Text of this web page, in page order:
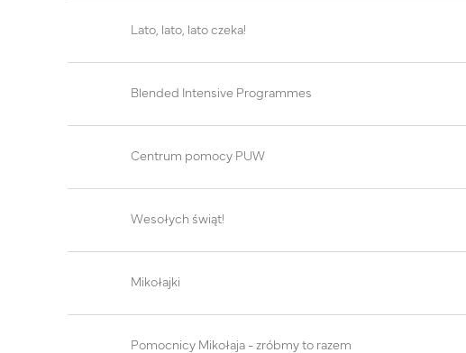
Lato, lato, lato czeka!
Blended Intensive Programmes
Centrum pomocy PUW
Wesołych świąt!
Mikołajki
Pomocnicy Mikołaja - zróbmy to razem